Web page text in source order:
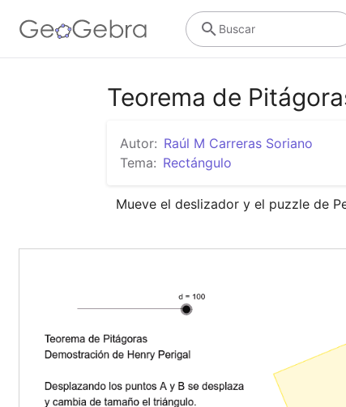
Buscar
Teorema de
Autor: Raúl M Carreras Soriano
Tema: Rectángulo
Mueve el deslizador y el puzzle de